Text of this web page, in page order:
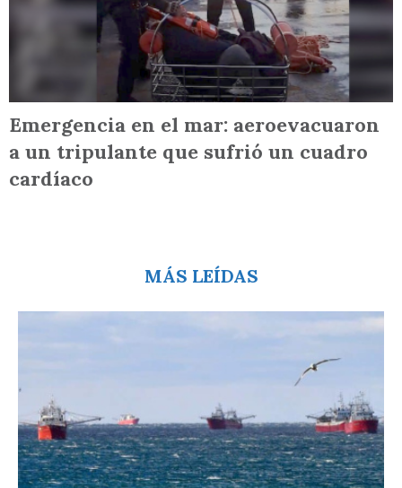
Emergencia en el mar: aeroevacuaron
a un tripulante que sufrió un cuadro
cardíaco
MÁS LEÍDAS